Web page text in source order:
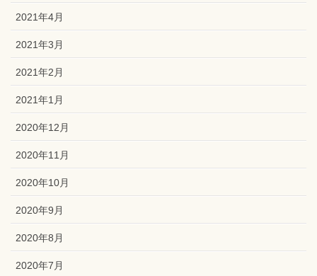
2021年4月
2021年3月
2021年2月
2021年1月
2020年12月
2020年11月
2020年10月
2020年9月
2020年8月
2020年7月